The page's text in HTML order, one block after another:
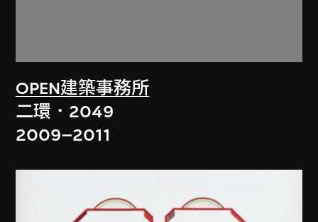
OPEN建築事務所
二環．2049
2009–2011